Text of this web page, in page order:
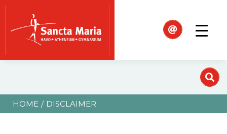
HOME DISCLAIMER